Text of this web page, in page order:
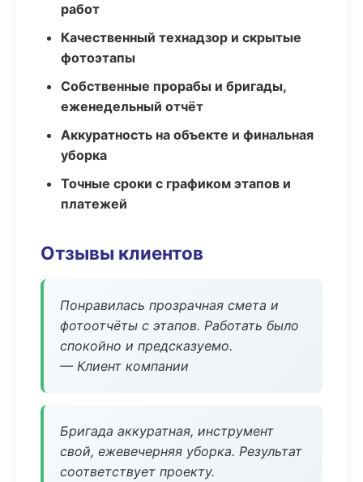
работ
Качественный технадзор и скрытые
фотоэтапы
Собственные прорабы и бригады,
еженедельный отчёт
Аккуратность на объекте и финальная
уборка
Точные сроки с графиком этапов и
платежей
Отзывы клиентов
Понравилась прозрачная смета и
фотоотчёты с этапов. Работать было
спокойно и предсказуемо.
— Клиент компании
Бригада аккуратная, инструмент
свой, ежевечерняя уборка. Результат
соответствует проекту.